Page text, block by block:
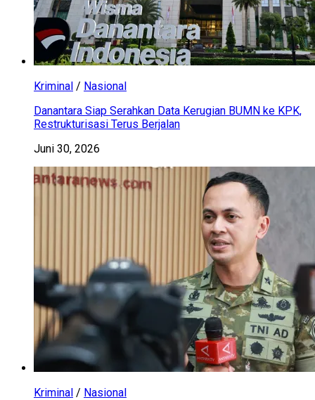
Kriminal / Nasional
Danantara Siap Serahkan Data Kerugian BUMN ke KPK,
Restrukturisasi Terus Berjalan
Juni 30, 2026
Kriminal / Nasional